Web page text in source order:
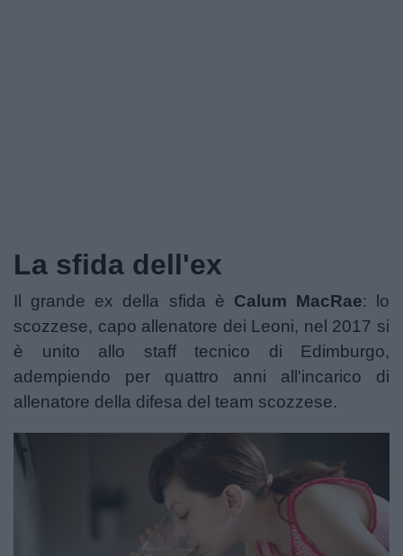
​La sfida dell'ex
Il grande ex della sfida è Calum MacRae: lo
scozzese, capo allenatore dei Leoni, nel 2017 si
è unito allo staff tecnico di Edimburgo,
adempiendo per quattro anni all'incarico di
allenatore della difesa del team scozzese.